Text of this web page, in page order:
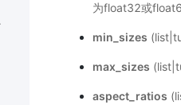
为float32或
min_sizes
max_sizes
aspect_ratios